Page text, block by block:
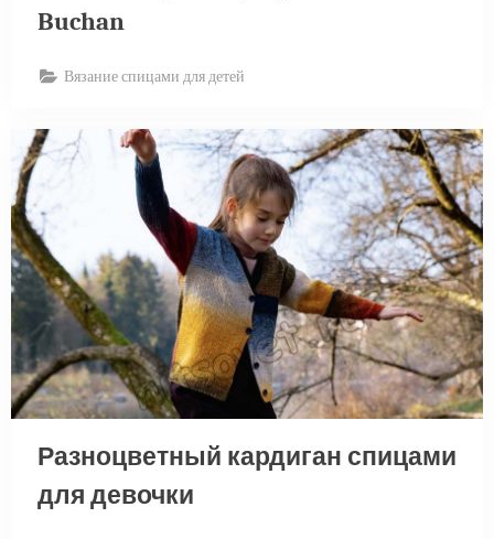
Buchan
Вязание спицами для детей
Разноцветный кардиган спицами
для девочки